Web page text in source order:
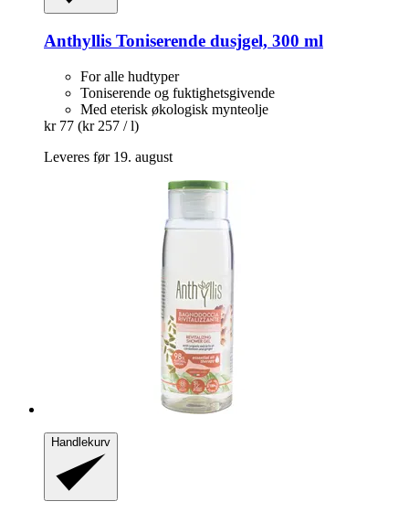
Anthyllis Toniserende dusjgel, 300 ml
For alle hudtyper
Toniserende og fuktighetsgivende
Med eterisk økologisk mynteolje
kr 77 (kr 257 / l)
Leveres før 19. august
Handlekurv